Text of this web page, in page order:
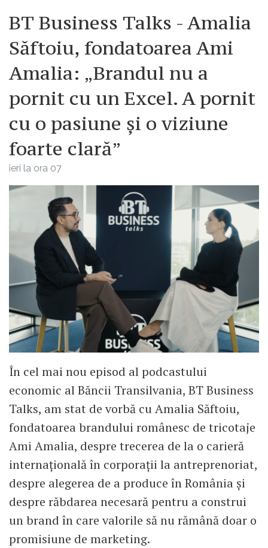
BT Business Talks - Amalia
Săftoiu, fondatoarea Ami
Amalia: „Brandul nu a
pornit cu un Excel. A pornit
cu o pasiune și o viziune
foarte clară”
ieri la ora 07
În cel mai nou episod al podcastului
economic al Băncii Transilvania, BT Business
Talks, am stat de vorbă cu Amalia Săftoiu,
fondatoarea brandului românesc de tricotaje
Ami Amalia, despre trecerea de la o carieră
internațională în corporații la antreprenoriat,
despre alegerea de a produce în România și
despre răbdarea necesară pentru a construi
un brand în care valorile să nu rămână doar o
promisiune de marketing.